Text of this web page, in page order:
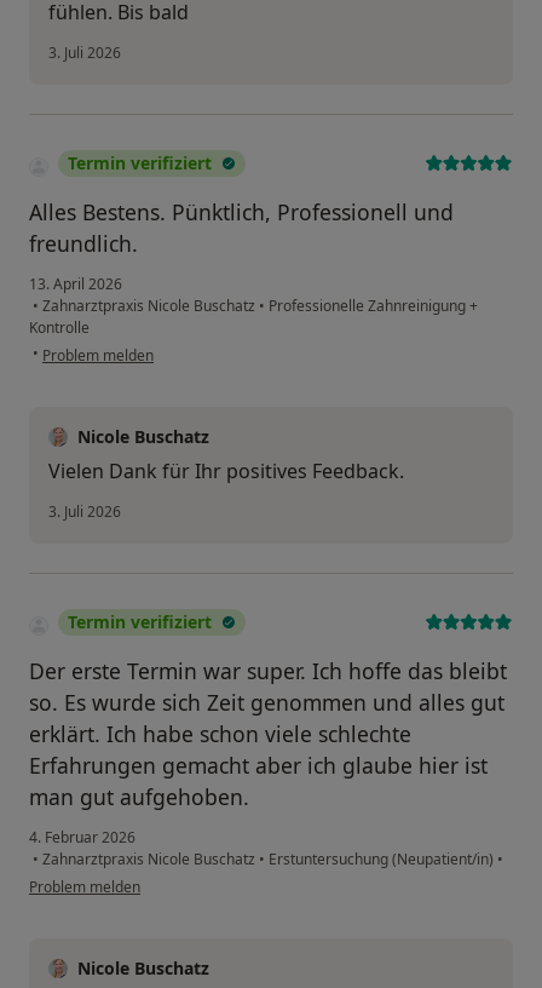
fühlen. Bis bald
3. Juli 2026
Termin verifiziert
Alles Bestens. Pünktlich, Professionell und
freundlich.
13. April 2026
• Zahnarztpraxis Nicole Buschatz • Professionelle Zahnreinigung +
Kontrolle
• Problem melden
Nicole Buschatz
Vielen Dank für Ihr positives Feedback.
3. Juli 2026
Termin verifiziert
Der erste Termin war super. Ich hoffe das bleibt
so. Es wurde sich Zeit genommen und alles gut
erklärt. Ich habe schon viele schlechte
Erfahrungen gemacht aber ich glaube hier ist
man gut aufgehoben.
4. Februar 2026
• Zahnarztpraxis Nicole Buschatz • Erstuntersuchung (Neupatient/in) •
Problem melden
Nicole Buschatz